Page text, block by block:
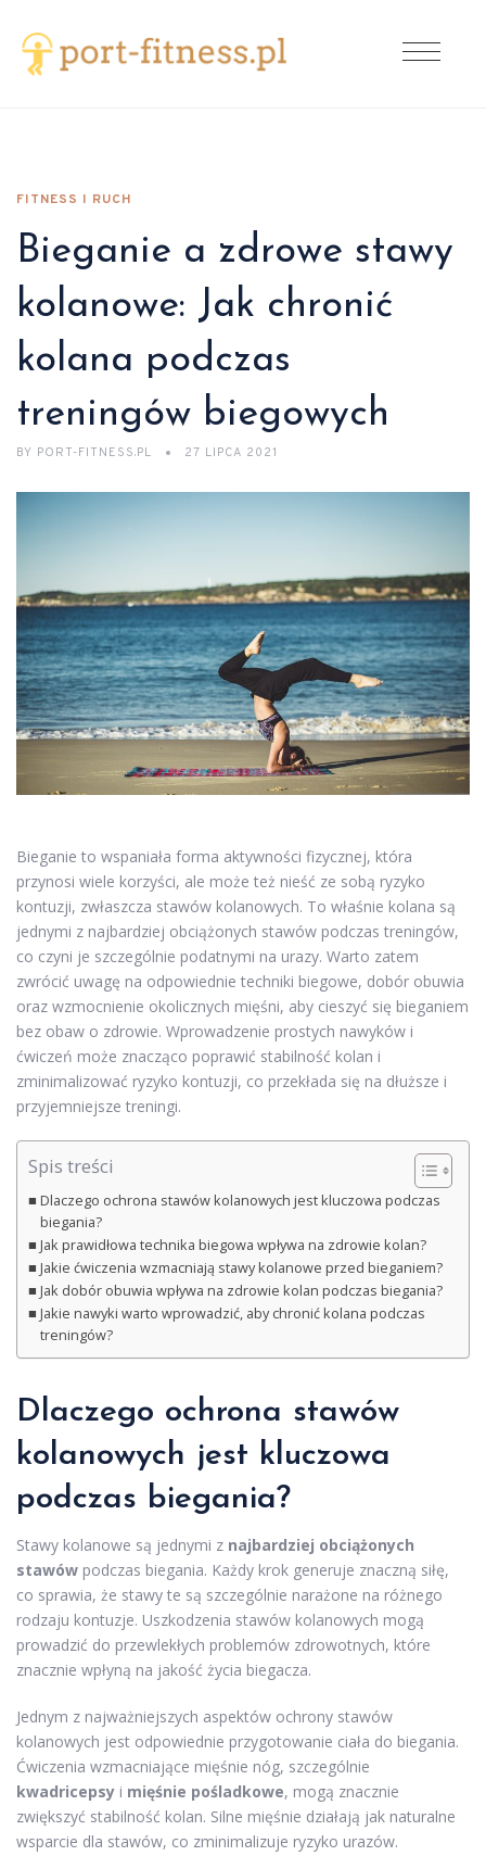
FITNESS I RUCH
Bieganie a zdrowe stawy
kolanowe: Jak chronić
kolana podczas
treningów biegowych
BY PORT-FITNESS.PL 27 LIPCA 2021
Bieganie to wspaniała forma aktywności fizycznej, która
przynosi wiele korzyści, ale może też nieść ze sobą ryzyko
kontuzji, zwłaszcza stawów kolanowych. To właśnie kolana są
jednymi z najbardziej obciążonych stawów podczas treningów,
co czyni je szczególnie podatnymi na urazy. Warto zatem
zwrócić uwagę na odpowiednie techniki biegowe, dobór obuwia
oraz wzmocnienie okolicznych mięśni, aby cieszyć się bieganiem
bez obaw o zdrowie. Wprowadzenie prostych nawyków i
ćwiczeń może znacząco poprawić stabilność kolan i
zminimalizować ryzyko kontuzji, co przekłada się na dłuższe i
przyjemniejsze treningi.
Spis treści
Dlaczego ochrona stawów kolanowych jest kluczowa podczas
biegania?
Jak prawidłowa technika biegowa wpływa na zdrowie kolan?
Jakie ćwiczenia wzmacniają stawy kolanowe przed bieganiem?
Jak dobór obuwia wpływa na zdrowie kolan podczas biegania?
Jakie nawyki warto wprowadzić, aby chronić kolana podczas
treningów?
Dlaczego ochrona stawów
kolanowych jest kluczowa
podczas biegania?
Stawy kolanowe są jednymi z najbardziej obciążonych
stawów podczas biegania. Każdy krok generuje znaczną siłę,
co sprawia, że stawy te są szczególnie narażone na różnego
rodzaju kontuzje. Uszkodzenia stawów kolanowych mogą
prowadzić do przewlekłych problemów zdrowotnych, które
znacznie wpłyną na jakość życia biegacza.
Jednym z najważniejszych aspektów ochrony stawów
kolanowych jest odpowiednie przygotowanie ciała do biegania.
Ćwiczenia wzmacniające mięśnie nóg, szczególnie
kwadricepsy i mięśnie pośladkowe, mogą znacznie
zwiększyć stabilność kolan. Silne mięśnie działają jak naturalne
wsparcie dla stawów, co zminimalizuje ryzyko urazów.